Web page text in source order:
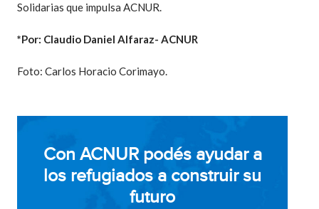
Solidarias que impulsa ACNUR.
*Por: Claudio Daniel Alfaraz- ACNUR
Foto: Carlos Horacio Corimayo.
Con ACNUR podés ayudar a
los refugiados a construir su
futuro